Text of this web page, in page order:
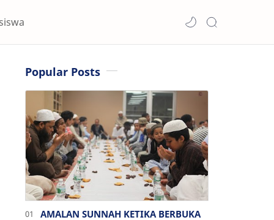
Popular Posts
AMALAN SUNNAH KETIKA BERBUKA